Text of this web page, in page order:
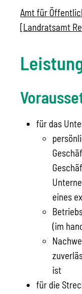
Amt für
[Landratsamt
für das
eines
(im
ist
für die